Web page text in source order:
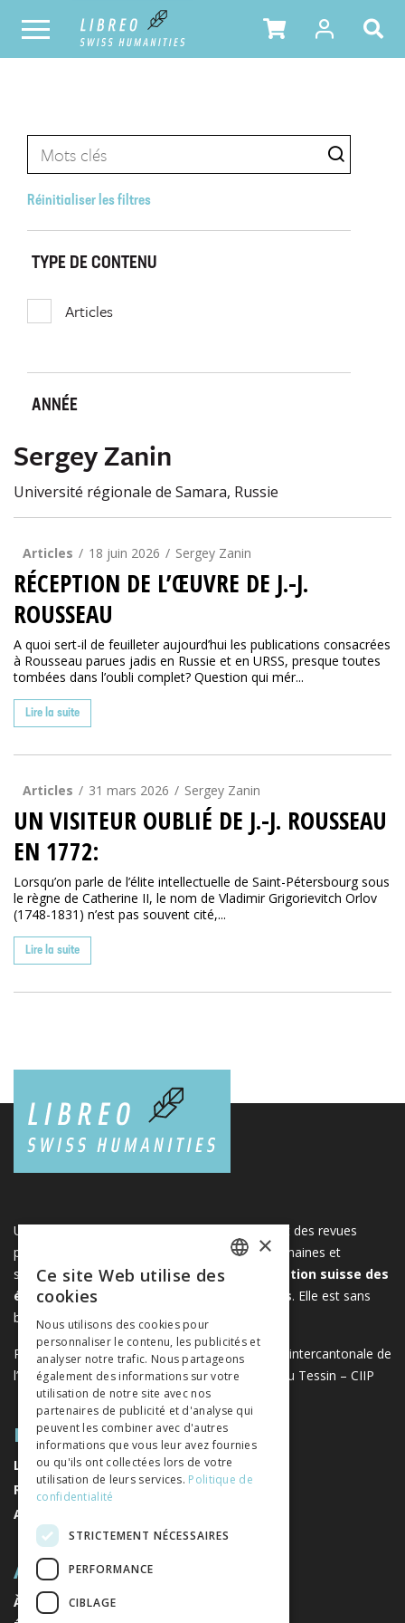
Réinitialiser les filtres
TYPE DE CONTENU
Articles
ANNÉE
Sergey Zanin
Université régionale de Samara, Russie
Articles 18 juin 2026 Sergey Zanin
RÉCEPTION DE L’ŒUVRE DE J.-J.
ROUSSEAU
A quoi sert-il de feuilleter aujourd’hui les publications consacrées
à Rousseau parues jadis en Russie et en URSS, presque toutes
tombées dans l’oubli complet? Question qui mér...
Lire la suite
Articles 31 mars 2026 Sergey Zanin
UN VISITEUR OUBLIÉ DE J.-J. ROUSSEAU
EN 1772:
Lorsqu’on parle de l’élite intellectuelle de Saint-Pétersbourg sous
le règne de Catherine II, le nom de Vladimir Grigorievitch Orlov
(1748-1831) n’est pas souvent cité,...
Lire la suite
Une plateforme unique regroupant des livres et des revues
publiés par les éditeurs suisses de sciences humaines et
sociales. Libreo.ch est la propriété de l'
Association suisse des
éditeurs de sciences sociales et humaines. Elle est sans
but lucratif.www.editeurssuisses.ch
Projet réalisé avec le soutien de la Conférence intercantonale de
l’instruction publique de la Suisse romande et du Tessin – CIIP
PLAN DU SITE
LIVRES
REVUES
AUTEURS
A PROPOS
À PROPOS DE NOUS
ITALIAN
×
Ce site Web utilise des
cookies
Nous utilisons des cookies pour
personnaliser le contenu, les publicités et
analyser notre trafic. Nous partageons
également des informations sur votre
utilisation de notre site avec nos
partenaires de publicité et d'analyse qui
peuvent les combiner avec d'autres
informations que vous leur avez fournies
ou qu'ils ont collectées lors de votre
utilisation de leurs services. Politique de
confidentialité
STRICTEMENT NÉCESSAIRES
PERFORMANCE
CIBLAGE